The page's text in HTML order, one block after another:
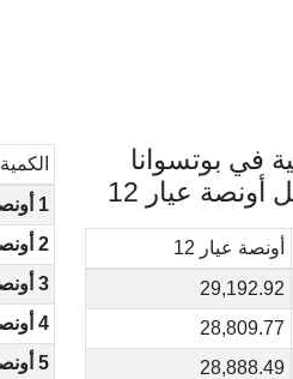
في بوتسوانا
أونصة عيار 12
أونصة عيار 12
29,192.92
28,809.77
28,888.49
الكمية
1 أونصة عيار 12
2 أونصة عيار 12
3 أونصة عيار 12
4 أونصة عيار 12
5 أونصة عيار 12